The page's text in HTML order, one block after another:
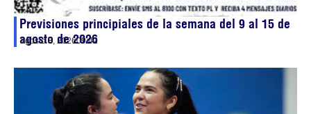
Previsiones principiales de la semana del 9 al 15 de
agosto de 2026
agosto 8, 202609:42